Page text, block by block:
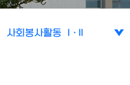
사회봉사활동 Ⅰ·Ⅱ